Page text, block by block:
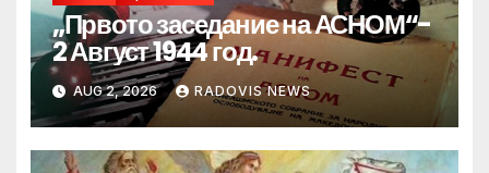
„Првото заседание на АСНОМ“-
2 Август 1944 год.
AUG 2, 2026 RADOVIS NEWS